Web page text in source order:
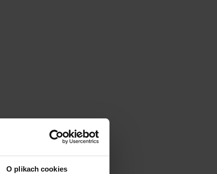
O plikach cookies